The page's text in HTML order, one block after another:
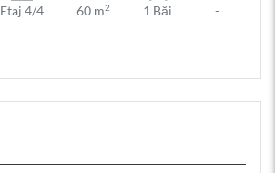
Etaj 4/4 60 m2 1 Băi -